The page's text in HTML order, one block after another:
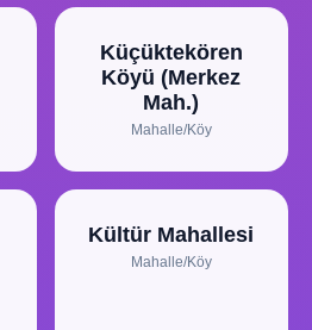
Küçüktekören
Köyü (Merkez
Mah.)
Mahalle/Köy
Kültür Mahallesi
Mahalle/Köy